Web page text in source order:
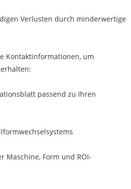
Verlusten durch minderwertige
Kontaktinformationen, um
passend zu Ihren
Maschine, Form und ROI-